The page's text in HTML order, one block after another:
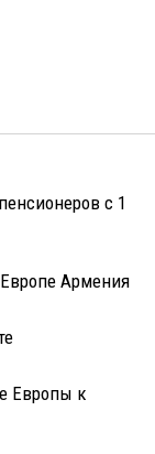
с 1
Армения
Европы к